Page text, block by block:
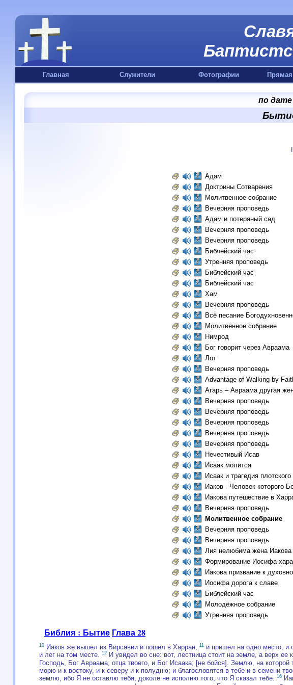
Главная Служители Фотографии
по дате
Адам
Доктрины Сотварения
Молитвенное собрание
Вечерняя проповедь
Адам и потеряный сад
Вечерняя проповедь
Вечерняя проповедь
Библейский час
Утренняя проповедь
Библейский час
Библейский час
Хам
Вечерняя проповедь
Всё песание
Молитвенное собрание
Нимрод
Бог говорит через Авраама
Лот
Вечерняя проповедь
Advantage of Walking by
Агарь – Авраама другая
Вечерняя проповедь
Вечерняя проповедь
Вечерняя проповедь
Вечерняя проповедь
Вечерняя проповедь
Нечестивый Исав
Исаак молится
Исаак и трагедия
Иаков - Человек которого
Иакова путешествие в
Вечерняя проповедь
Молитвенное собрание
Вечерняя проповедь
Вечерняя проповедь
Лия нелюбима жена Иакова
Формирование Иосифа
Иакова призвание к
Иосифа дорога к славе
Библейский час
Молодёжное собрание
Утренняя проповедь
Библия : Бытие Глава 28
10 Иаков же вышел из Вирсавии и пошел в Харран, 11 и пришел на одно место, и
и лег на том месте. 12 И увидел во сне: вот, лестница стоит на земле, а верх
Господь, Бог Авраама, отца твоего, и Бог Исаака; [не бойся]. Землю, на
морю и к востоку, и к северу и к полудню; и благословятся в тебе и в семени
землю, ибо Я не оставлю тебя, доколе не исполню того, что Я сказал тебе. 16